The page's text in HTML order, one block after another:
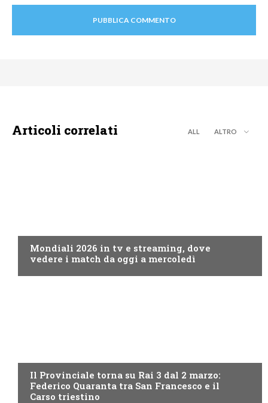
Articoli correlati ALL ALTRO
Mondiali 2026 in tv e streaming, dove
vedere i match da oggi a mercoledì
Il Provinciale torna su Rai 3 dal 2 marzo:
Federico Quaranta tra San Francesco e il
Carso triestino